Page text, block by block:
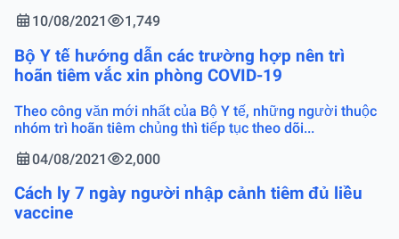
10/08/2021
1,749
Bộ Y tế hướng dẫn các trường hợp nên trì
hoãn tiêm vắc xin phòng COVID-19
Theo công văn mới nhất của Bộ Y tế, những người thuộc
nhóm trì hoãn tiêm chủng thì tiếp tục theo dõi...
04/08/2021
2,000
Cách ly 7 ngày người nhập cảnh tiêm đủ liều
vaccine